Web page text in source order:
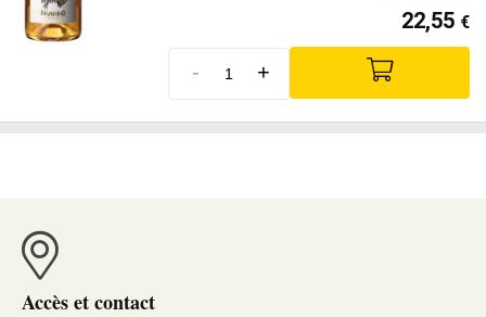
22,55 €
- +
Accès et contact